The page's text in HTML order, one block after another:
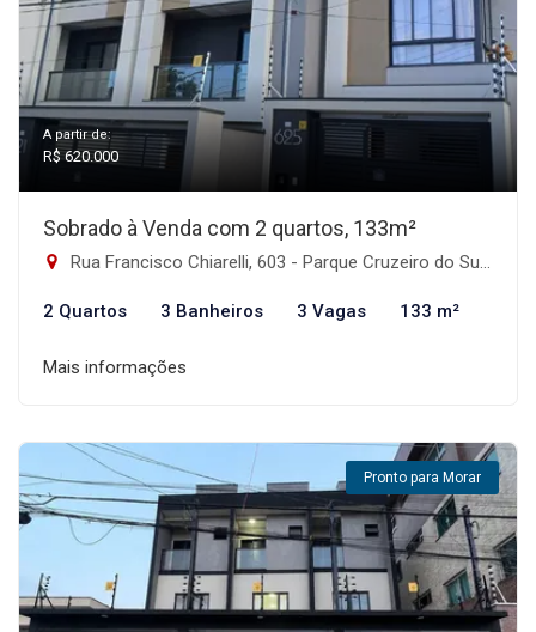
A partir de:
R$ 620.000
Sobrado à Venda com 2 quartos, 133m²
Rua Francisco Chiarelli, 603 - Parque Cruzeiro do Sul, São Paulo-SP
2 Quartos 3 Banheiros 3 Vagas 133 m²
Mais informações
Pronto para Morar